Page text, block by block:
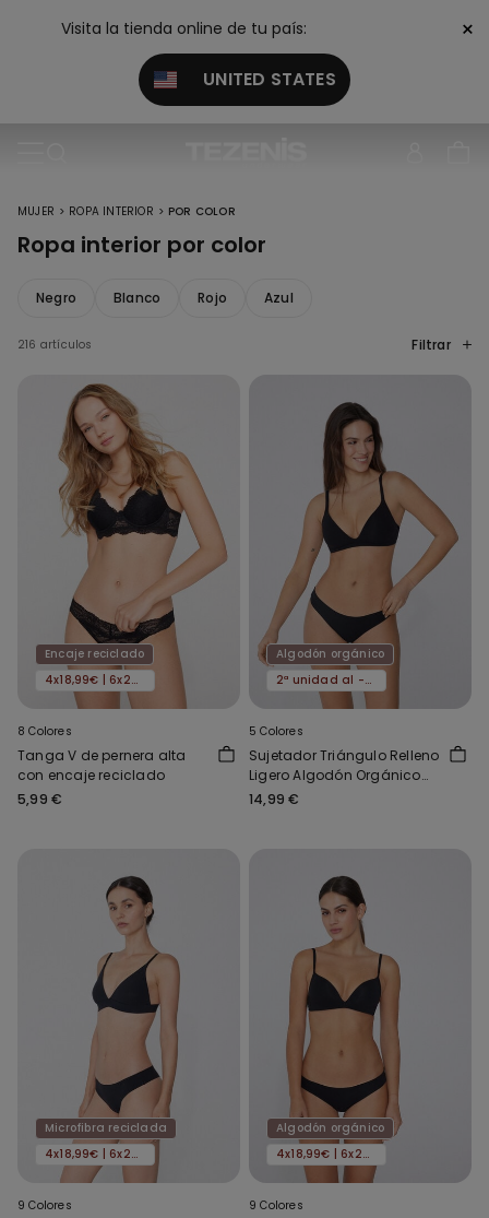
Visita la tienda online de tu país:
UNITED STATES
×
MUJER > ROPA INTERIOR > POR COLOR
Ropa interior por color
Negro Blanco Rojo Azul
216 artículos Filtrar
Encaje reciclado
4x18,99€ | 6x24,99€
8 Colores
Tanga V de pernera alta
con encaje reciclado
5,99 €
Algodón orgánico
2ª unidad al -50%
5 Colores
Sujetador Triángulo Relleno
Ligero Algodón Orgánico
London
14,99 €
Microfibra reciclada
4x18,99€ | 6x24,99€
9 Colores
Algodón orgánico
4x18,99€ | 6x24,99€
9 Colores